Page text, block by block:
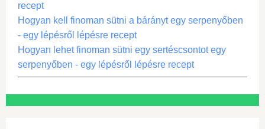
recept
Hogyan kell finoman sütni a bárányt egy serpenyőben
- egy lépésről lépésre recept
Hogyan lehet finoman sütni egy sertéscsontot egy
serpenyőben - egy lépésről lépésre recept